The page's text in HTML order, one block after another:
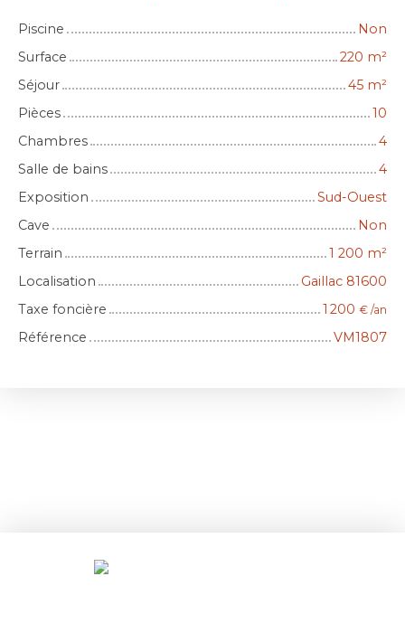
Piscine
Non
Surface
220 m²
Séjour
45 m²
Pièces
10
Chambres
4
Salle de bains
4
Exposition
Sud-Ouest
Cave
Non
Terrain
1 200 m²
Localisation
Gaillac 81600
Taxe foncière
1 200 € /an
Référence VM1807